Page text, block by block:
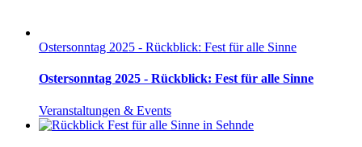
Ostersonntag 2025 - Rückblick: Fest für alle Sinne
Ostersonntag 2025 - Rückblick: Fest für alle Sinne
Veranstaltungen & Events